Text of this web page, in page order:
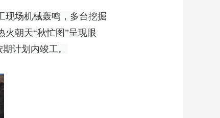
现场机械轰鸣，多台挖掘
朝天“秋忙图”呈现眼
计划内竣工。